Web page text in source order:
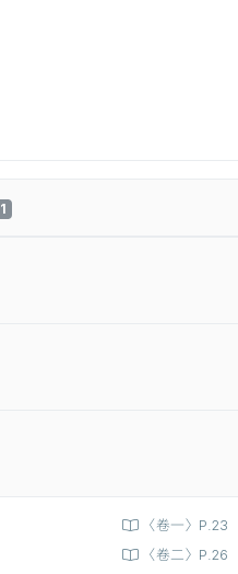
1
〈卷一〉P.23
〈卷二〉P.26